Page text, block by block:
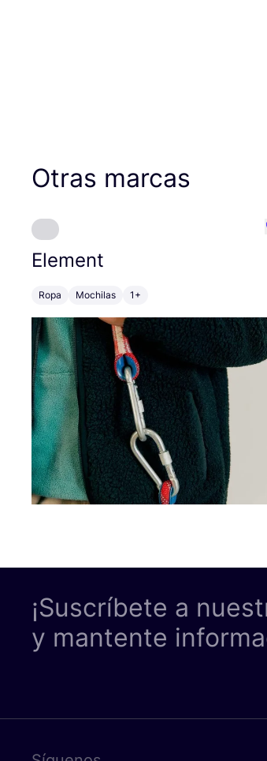
Otras marcas
Element
Ropa Mochilas 1+
¡Suscríbete a
y mantente